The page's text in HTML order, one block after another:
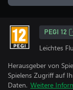
PEGI 12
Leichtes
Herausgeber von
Spielens Zugriff auf
Daten. Weitere